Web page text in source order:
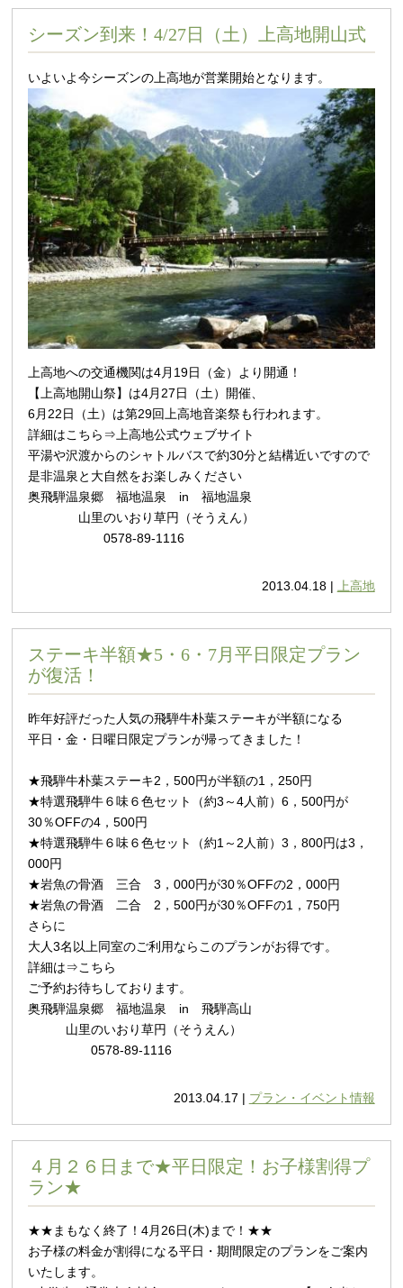
シーズン到来！4/27日（土）上高地開山式
いよいよ今シーズンの上高地が営業開始となります。
上高地への交通機関は4月19日（金）より開通！
【上高地開山祭】は4月27日（土）開催、
6月22日（土）は第29回上高地音楽祭も行われます。
詳細はこちら⇒ 上高地公式ウェブサイト
平湯や沢渡からのシャトルバスで約30分と結構近いですので
是非温泉と大自然をお楽しみください
奥飛騨温泉郷 福地温泉 in 福地温泉
山里のいおり草円（そうえん）
0578-89-1116
2013.04.18 | 上高地
ステーキ半額★5・6・7月平日限定プラン
が復活！
昨年好評だった人気の飛騨牛朴葉ステーキが半額になる
平日・金・日曜日限定プランが帰ってきました！
★飛騨牛朴葉ステーキ2，500円が半額の1，250円
★特選飛騨牛６味６色セット（約3～4人前）6，500円が
30％OFFの4，500円
★特選飛騨牛６味６色セット（約1～2人前）3，800円は3，
000円
★岩魚の骨酒 三合 3，000円が30％OFFの2，000円
★岩魚の骨酒 二合 2，500円が30％OFFの1，750円
さらに
大人3名以上同室のご利用ならこのプランがお得です。
詳細は⇒こちら
ご予約お待ちしております。
奥飛騨温泉郷 福地温泉 in 飛騨高山
山里のいおり草円（そうえん）
0578-89-1116
2013.04.17 | プラン・イベント情報
４月２６日まで★平日限定！お子様割得プ
ラン★
★★まもなく終了！4月26日(木)まで！★★
お子様の料金が割得になる平日・期間限定のプランをご案内
いたします。